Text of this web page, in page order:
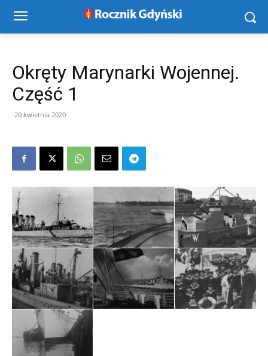
Okręty Marynarki Wojennej.
Część 1
20 kwietnia 2020